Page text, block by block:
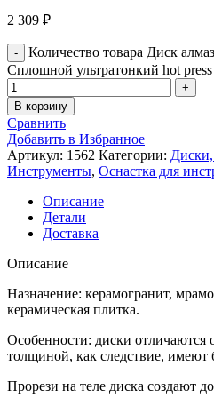
2 309 ₽
Количество товара Диск
Сплошной ультратонкий hot
В корзину
Сравнить
Добавить в Избранное
Артикул: 1562 Категории:
Инструменты, Оснастка для
Описание
Детали
Доставка
Описание
Назначение: керамогранит,
керамическая плитка.
Особенности: диски
толщиной, как следствие, имеют
Прорези на теле диска создают